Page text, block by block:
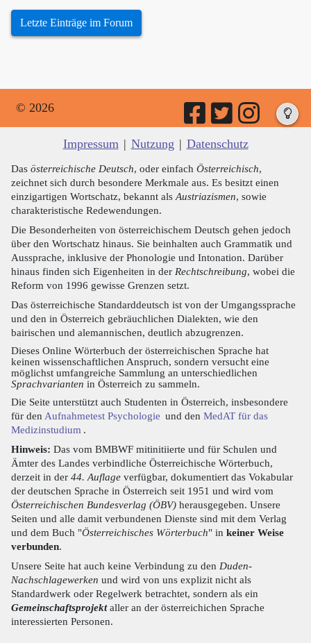
Letzte Einträge im Forum
© 2026
Impressum | Nutzung | Datenschutz
Das österreichische Deutsch, oder einfach Österreichisch,
zeichnet sich durch besondere Merkmale aus. Es besitzt einen
einzigartigen Wortschatz, bekannt als Austriazismen, sowie
charakteristische Redewendungen.
Die Besonderheiten von österreichischem Deutsch gehen jedoch
über den Wortschatz hinaus. Sie beinhalten auch Grammatik und
Aussprache, inklusive der Phonologie und Intonation. Darüber
hinaus finden sich Eigenheiten in der Rechtschreibung, wobei die
Reform von 1996 gewisse Grenzen setzt.
Das österreichische Standarddeutsch ist von der Umgangssprache
und den in Österreich gebräuchlichen Dialekten, wie den
bairischen und alemannischen, deutlich abzugrenzen.
Dieses Online Wörterbuch der österreichischen Sprache hat
keinen wissenschaftlichen Anspruch, sondern versucht eine
möglichst umfangreiche Sammlung an unterschiedlichen
Sprachvarianten in Österreich zu sammeln.
Die Seite unterstützt auch Studenten in Österreich, insbesondere
für den Aufnahmetest Psychologie und den MedAT für das
Medizinstudium .
Hinweis: Das vom BMBWF mitinitiierte und für Schulen und
Ämter des Landes verbindliche Österreichische Wörterbuch,
derzeit in der 44. Auflage verfügbar, dokumentiert das Vokabular
der deutschen Sprache in Österreich seit 1951 und wird vom
Österreichischen Bundesverlag (ÖBV) herausgegeben. Unsere
Seiten und alle damit verbundenen Dienste sind mit dem Verlag
und dem Buch "Österreichisches Wörterbuch" in keiner Weise
verbunden.
Unsere Seite hat auch keine Verbindung zu den Duden-
Nachschlagewerken und wird von uns explizit nicht als
Standardwerk oder Regelwerk betrachtet, sondern als ein
Gemeinschaftsprojektaller an der österreichichen Sprache
interessierten Personen.